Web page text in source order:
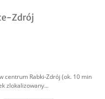
Zdrój
centrum Rabki-Zdrój (ok. 10 min
zlokalizowany...